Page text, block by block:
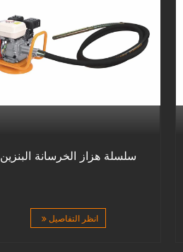
سلسلة هزاز الخرسانة البنزين
انظر التفاصيل